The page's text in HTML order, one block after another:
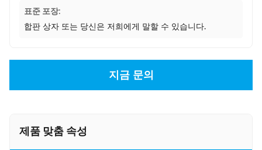
표준 포장:
합판 상자 또는 당신은 저희에게 말할 수 있습니다.
지금 문의
제품 맞춤 속성